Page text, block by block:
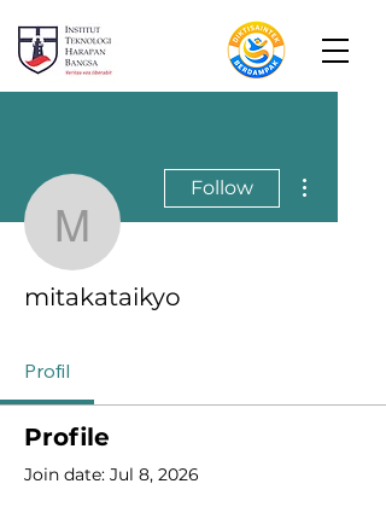
mitakataikyo
Follow
mitakataikyo
Profil
Profile
Join date: Jul 8, 2026